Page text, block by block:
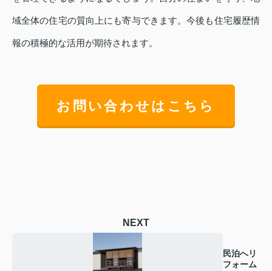
域全体の住宅の質向上にも寄与できます。今後も住宅履歴情
報の積極的な活用が期待されます。
お問い合わせはこちら
NEXT
民泊へリ
フォーム